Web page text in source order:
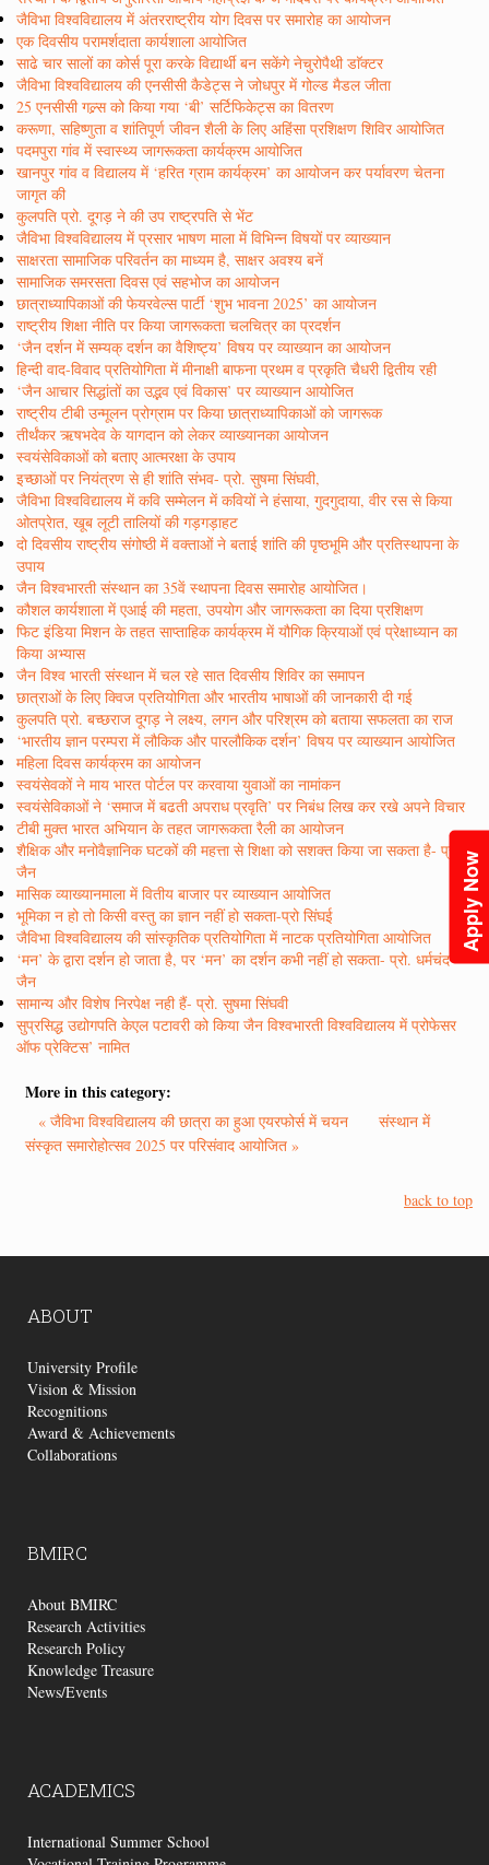
Apply Now
जैविभा विश्वविद्यालय में अंतरराष्ट्रीय योग दिवस पर समारोह का आयोजन
एक दिवसीय परामर्शदाता कार्यशाला आयोजित
साढे चार सालों का कोर्स पूरा करके विद्यार्थी बन सकेंगे नेचुरोपैथी डाॅक्टर
जैविभा विश्वविद्यालय की एनसीसी कैडेट्स ने जोधपुर में गोल्ड मैडल जीता
25 एनसीसी गल्र्स को किया गया ‘बी’ सर्टिफिकेट्स का वितरण
करूणा, सहिष्णुता व शांतिपूर्ण जीवन शैली के लिए अहिंसा प्रशिक्षण शिविर आयोजित
पदमपुरा गांव में स्वास्थ्य जागरूकता कार्यक्रम आयोजित
खानपुर गांव व विद्यालय में ‘हरित ग्राम कार्यक्रम’ का आयोजन कर पर्यावरण चेतना
जागृत की
कुलपति प्रो. दूगड़ ने की उप राष्ट्रपति से भेंट
जैविभा विश्वविद्यालय में प्रसार भाषण माला में विभिन्न विषयों पर व्याख्यान
साक्षरता सामाजिक परिवर्तन का माध्यम है, साक्षर अवश्य बनें
सामाजिक समरसता दिवस एवं सहभोज का आयोजन
छात्राध्यापिकाओं की फेयरवेल्स पार्टी ‘शुभ भावना 2025’ का आयोजन
राष्ट्रीय शिक्षा नीति पर किया जागरूकता चलचित्र का प्रदर्शन
‘जैन दर्शन में सम्यक् दर्शन का वैशिष्ट्य’ विषय पर व्याख्यान का आयोजन
हिन्दी वाद-विवाद प्रतियोगिता में मीनाक्षी बाफना प्रथम व प्रकृति चैधरी द्वितीय रही
‘जैन आचार सिद्धांतों का उद्भव एवं विकास’ पर व्याख्यान आयोजित
राष्ट्रीय टीबी उन्मूलन प्रोग्राम पर किया छात्राध्यापिकाओं को जागरूक
तीर्थंकर ऋषभदेव के यागदान को लेकर व्याख्यानका आयोजन
स्वयंसेविकाओं को बताए आत्मरक्षा के उपाय
इच्छाओं पर नियंत्रण से ही शांति संभव- प्रो. सुषमा सिंघवी,
जैविभा विश्वविद्यालय में कवि सम्मेलन में कवियों ने हंसाया, गुदगुदाया, वीर रस से किया
ओतप्रेात, खूब लूटी तालियों की गड़गड़ाहट
दो दिवसीय राष्ट्रीय संगोष्ठी में वक्ताओं ने बताई शांति की पृष्ठभूमि और प्रतिस्थापना के
उपाय
जैन विश्वभारती संस्थान का 35वें स्थापना दिवस समारोह आयोजित।
कौशल कार्यशाला में एआई की महता, उपयोग और जागरूकता का दिया प्रशिक्षण
फिट इंडिया मिशन के तहत साप्ताहिक कार्यक्रम में यौगिक क्रियाओं एवं प्रेक्षाध्यान का
किया अभ्यास
जैन विश्व भारती संस्थान में चल रहे सात दिवसीय शिविर का समापन
छात्राओं के लिए क्विज प्रतियोगिता और भारतीय भाषाओं की जानकारी दी गई
कुलपति प्रो. बच्छराज दूगड़ ने लक्ष्य, लगन और परिश्रम को बताया सफलता का राज
‘भारतीय ज्ञान परम्परा में लौकिक और पारलौकिक दर्शन’ विषय पर व्याख्यान आयोजित
महिला दिवस कार्यक्रम का आयोजन
स्वयंसेवकों ने माय भारत पोर्टल पर करवाया युवाओं का नामांकन
स्वयंसेविकाओं ने ‘समाज में बढती अपराध प्रवृति’ पर निबंध लिख कर रखे अपने विचार
टीबी मुक्त भारत अभियान के तहत जागरूकता रैली का आयोजन
शैक्षिक और मनोवैज्ञानिक घटकों की महत्ता से शिक्षा को सशक्त किया जा सकता है- प्रो.
जैन
मासिक व्याख्यानमाला में वितीय बाजार पर व्याख्यान आयोजित
भूमिका न हो तो किसी वस्तु का ज्ञान नहीं हो सकता-प्रो सिंघई
जैविभा विश्वविद्यालय की सांस्कृतिक प्रतियोगिता में नाटक प्रतियोगिता आयोजित
‘मन’ के द्वारा दर्शन हो जाता है, पर ‘मन’ का दर्शन कभी नहीं हो सकता- प्रो. धर्मचंद
जैन
सामान्य और विशेष निरपेक्ष नही हैं- प्रो. सुषमा सिंघवी
सुप्रसिद्ध उद्योगपति केएल पटावरी को किया जैन विश्वभारती विश्वविद्यालय में प्रोफेसर
ऑफ प्रेक्टिस’ नामित
More in this category:
« जैविभा विश्वविद्यालय की छात्रा का हुआ एयरफोर्स में चयन
संस्थान में
संस्कृत समारोहोत्सव 2025 पर परिसंवाद आयोजित »
back to top
ABOUT
University Profile
Vision & Mission
Recognitions
Award & Achievements
Collaborations
BMIRC
About BMIRC
Research Activities
Research Policy
Knowledge Treasure
News/Events
ACADEMICS
International Summer School